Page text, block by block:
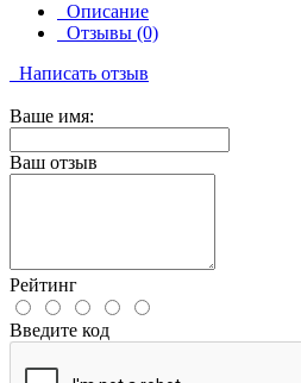
Описание
Отзывы (0)
Написать отзыв
Ваше имя:
Ваш отзыв
Рейтинг
Введите код